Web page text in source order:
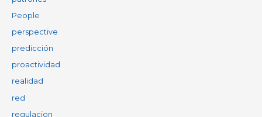
People
perspective
predicción
proactividad
realidad
red
regulacion